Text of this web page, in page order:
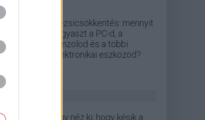
Rezsicsökkentés: mennyit
fogyaszt a PC-d, a
konzolod és a többi
elektronikai eszközöd?
Úgy néz ki, hogy késik a